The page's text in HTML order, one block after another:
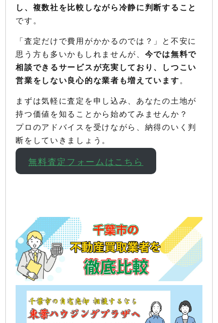
し、複数社を比較しながら冷静に判断すること
です。
「査定だけで費用がかかるのでは？」と不安に
思う方も多いかもしれませんが、 今では無料で
相談できるサービスが充実しており、しつこい
営業をしない良心的な業者も増えています。
まずは気軽に査定を申し込み、あなたの土地が
持つ価値を知ることから始めてみませんか？
プロのアドバイスを受けながら、納得のいく判
断をしていきましょう。
無料査定フォームはこちら